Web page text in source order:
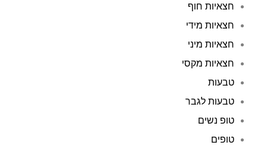
חצאיות חוף
חצאיות מידי
חצאיות מיני
חצאיות מקסי
טבעות
טבעות לגבר
טופ נשים
טופים